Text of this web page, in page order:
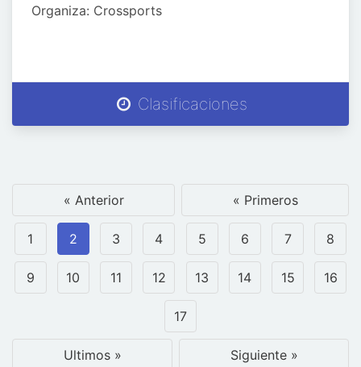
Organiza: Crossports
Clasificaciones
« Anterior « Primeros
1 2 3 4 5 6 7 8
9 10 11 12 13 14 15 16
17
Ultimos » Siguiente »